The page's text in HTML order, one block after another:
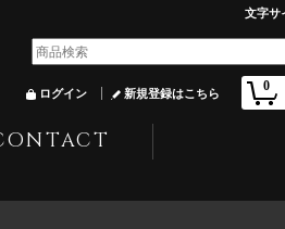
文字サ
0
ログイン 新規登録はこちら